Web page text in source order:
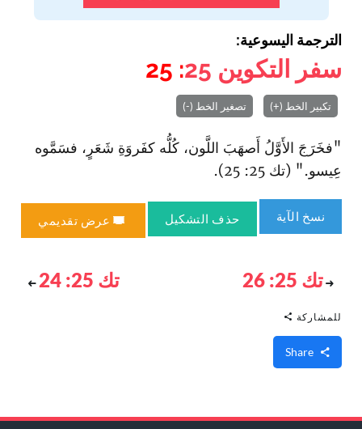
الترجمة اليسوعية:
سفر التكوين 25
: 25
تكبير الخط (+) تصغير الخط (-)
"فخَرَجَ الأَوَّلُ أَصهَبَ اللَّون، كُلُّه كفَروَةِ شَعَرٍ، فسَمَّوه
عِيسو." (تك 25: 25).
نسخ الآية حذف التشكيل عرض تقديمي
تك 25: 26 تك 25: 24
للمشاركة